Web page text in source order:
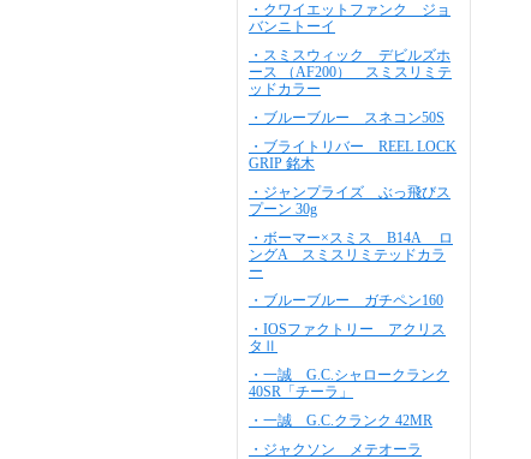
・クワイエットファンク ジョ
バンニトーイ
・スミスウィック デビルズホ
ース （AF200） スミスリミテ
ッドカラー
・ブルーブルー スネコン50S
・ブライトリバー REEL LOCK
GRIP 銘木
・ジャンプライズ ぶっ飛びス
プーン 30g
・ボーマー×スミス B14A ロ
ングA スミスリミテッドカラ
ー
・ブルーブルー ガチペン160
・IOSファクトリー アクリス
タⅡ
・一誠 G.C.シャロークランク
40SR「チーラ」
・一誠 G.C.クランク 42MR
・ジャクソン メテオーラ